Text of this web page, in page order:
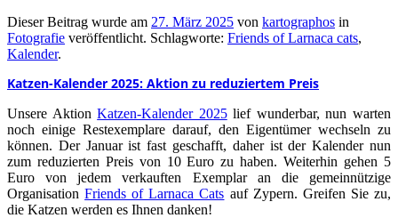
Dieser Beitrag wurde am 27. März 2025 von kartographos in
Fotografie veröffentlicht. Schlagworte: Friends of Larnaca cats,
Kalender.
Katzen-Kalender 2025: Aktion zu reduziertem Preis
Unsere AktionKatzen-Kalender 2025lief wunderbar, nun warten
noch einige Restexemplare darauf, den Eigentümer wechseln zu
können. Der Januar ist fast geschafft, daher ist der Kalender nun
zum reduzierten Preis von 10 Euro zu haben. Weiterhin gehen 5
Euro von jedem verkauften Exemplar an die gemeinnützige
OrganisationFriends of Larnaca Cats auf Zypern. Greifen Sie zu,
die Katzen werden es Ihnen danken!